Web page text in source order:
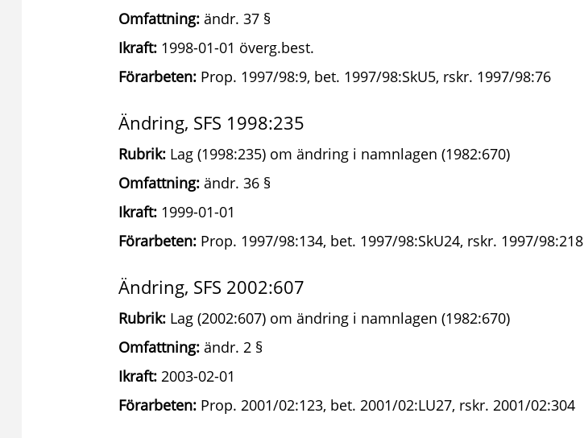
Omfattning: ändr. 37 §
Ikraft: 1998-01-01 överg.best.
Förarbeten: Prop. 1997/98:9, bet. 1997/98:SkU5, rskr. 1997/98:76
Ändring, SFS 1998:235
Rubrik: Lag (1998:235) om ändring i namnlagen (1982:670)
Omfattning: ändr. 36 §
Ikraft: 1999-01-01
Förarbeten: Prop. 1997/98:134, bet. 1997/98:SkU24, rskr. 1997/98:218
Ändring, SFS 2002:607
Rubrik: Lag (2002:607) om ändring i namnlagen (1982:670)
Omfattning: ändr. 2 §
Ikraft: 2003-02-01
Förarbeten: Prop. 2001/02:123, bet. 2001/02:LU27, rskr. 2001/02:304